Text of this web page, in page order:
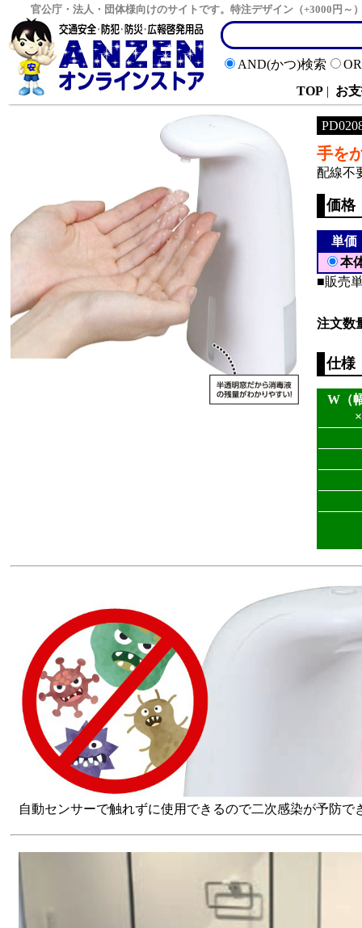
官公庁・法人・団体様向けのサイトです。特注デザイン（+3000円
AND(かつ)検索
TOP | お
手を
配線不
価格
単価
本
■販売
注文数
仕様
W（
自動センサーで触れずに使用できるので二次感染が予防で